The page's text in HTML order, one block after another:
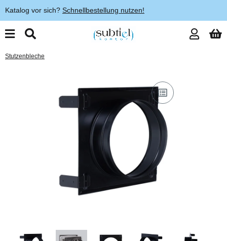
Katalog vor sich? Schnellbestellung nutzen!
Stutzenbleche